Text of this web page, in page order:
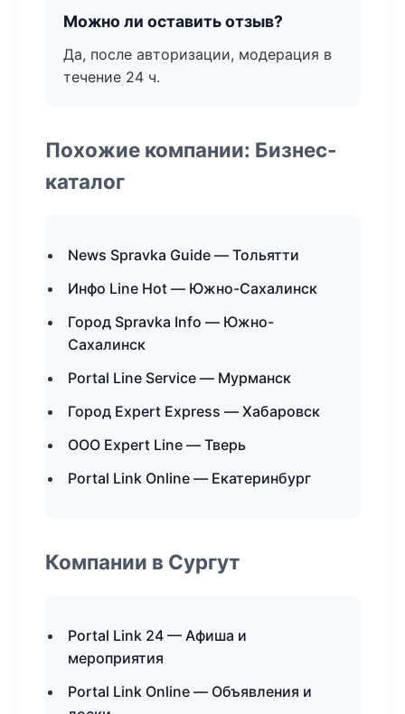
Можно ли оставить отзыв?
Да, после авторизации, модерация в
течение 24 ч.
Похожие компании: Бизнес-
каталог
News Spravka Guide — Тольятти
Инфо Line Hot — Южно-Сахалинск
Город Spravka Info — Южно-
Сахалинск
Portal Line Service — Мурманск
Город Expert Express — Хабаровск
ООО Expert Line — Тверь
Portal Link Online — Екатеринбург
Компании в Сургут
Portal Link 24 — Афиша и
мероприятия
Portal Link Online — Объявления и